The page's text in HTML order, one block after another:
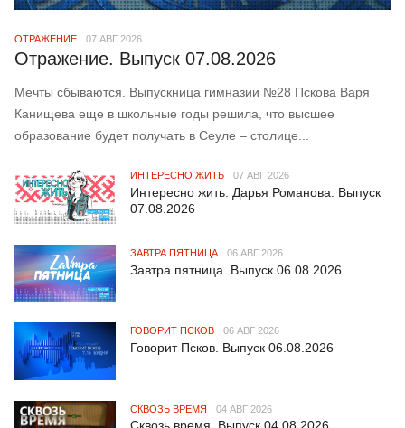
ОТРАЖЕНИЕ 07 АВГ 2026
Отражение. Выпуск 07.08.2026
Мечты сбываются. Выпускница гимназии №28 Пскова Варя
Канищева еще в школьные годы решила, что высшее
образование будет получать в Сеуле – столице...
ИНТЕРЕСНО ЖИТЬ 07 АВГ 2026
Интересно жить. Дарья Романова. Выпуск
07.08.2026
ЗАВТРА ПЯТНИЦА 06 АВГ 2026
Завтра пятница. Выпуск 06.08.2026
ГОВОРИТ ПСКОВ 06 АВГ 2026
Говорит Псков. Выпуск 06.08.2026
СКВОЗЬ ВРЕМЯ 04 АВГ 2026